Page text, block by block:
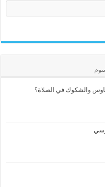
والشكوك في الصلاة؟